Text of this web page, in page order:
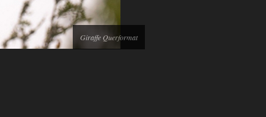
Giraffe Querformat